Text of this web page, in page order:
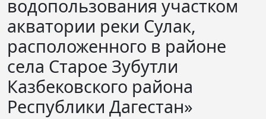
водопользования участком
акватории реки Сулак,
расположенного в районе
села Старое Зубутли
Казбековского района
Республики Дагестан»